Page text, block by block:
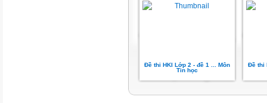
Đề thi HKI Lớp 2 - đề 1 ... Môn
Tin học
Đề thi